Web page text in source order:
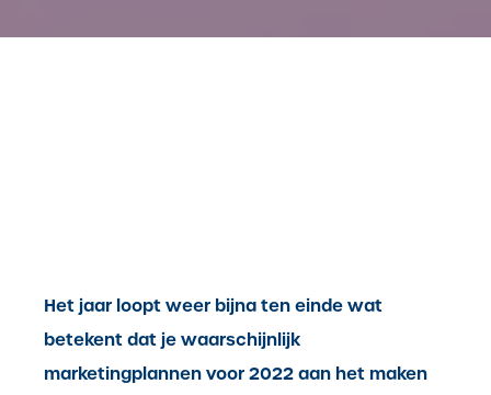
Het jaar loopt weer bijna ten einde wat
betekent dat je waarschijnlijk
marketingplannen voor 2022 aan het maken